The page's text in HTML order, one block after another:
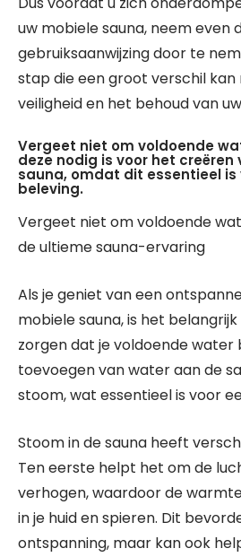
uw mobiele sauna, neem even
gebruiksaanwijzing door te
stap die een groot verschil kan
veiligheid en het behoud van
Vergeet niet om voldoende
deze nodig is voor het creëren
sauna, omdat dit essentieel is
beleving.
Vergeet niet om voldoende
de ultieme sauna-ervaring
Als je geniet van een
mobiele sauna, is het
zorgen dat je voldoende water
toevoegen van water aan de
stoom, wat essentieel is voor
Stoom in de sauna heeft
Ten eerste helpt het om de
verhogen, waardoor de
in je huid en spieren. Dit
ontspanning, maar kan ook